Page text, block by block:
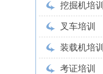
挖掘机培训
叉车培训
装载机培训
考证培训